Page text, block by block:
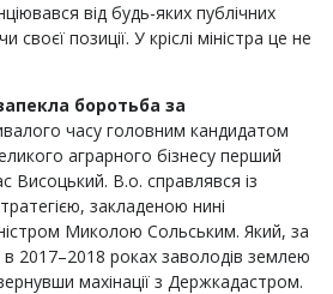
від будь-яких публічних
своєї позиції. У кріслі міністра це не
боротьба за
часу головним кандидатом
аграрного бізнесу перший
Висоцький. В.о. справлявся із
закладеною нині
Миколою Сольським. Який, за
в 2017–2018 роках заволодів землею
махінації з Держкадастром.